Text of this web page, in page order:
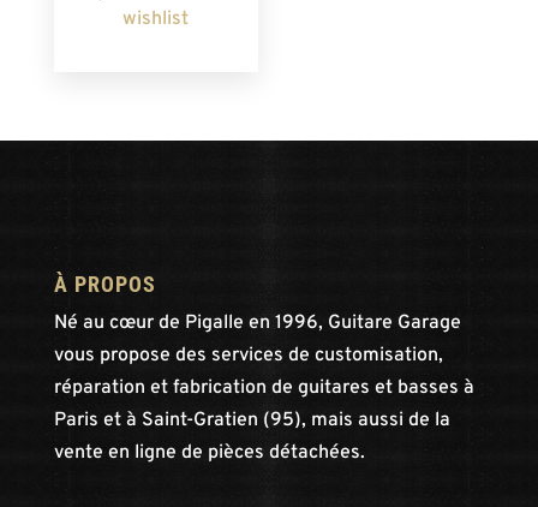
wishlist
À PROPOS
Né au cœur de Pigalle en 1996, Guitare Garage
vous propose des services de customisation,
réparation et fabrication de guitares et basses à
Paris et à Saint-Gratien (95), mais aussi de la
vente en ligne de pièces détachées.